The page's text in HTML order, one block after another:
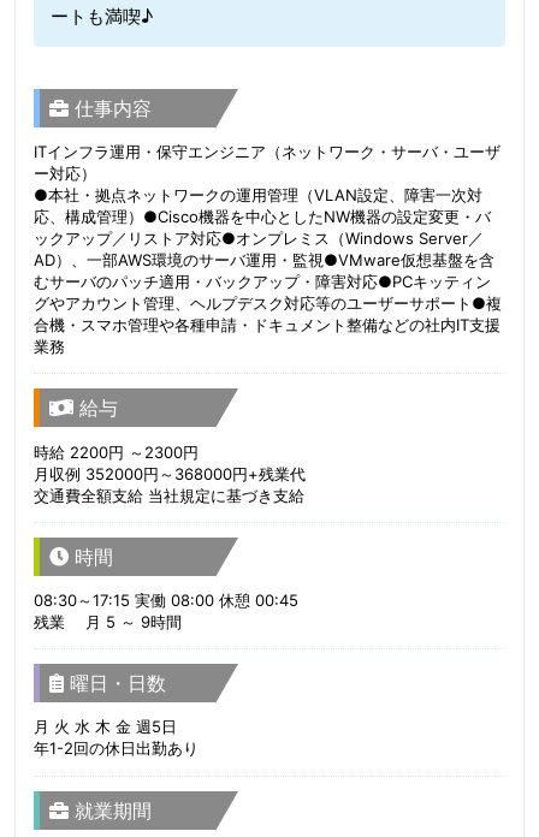
ートも満喫♪
仕事内容
ITインフラ運用・保守エンジニア（ネットワーク・サーバ・ユーザ
ー対応）
●本社・拠点ネットワークの運用管理（VLAN設定、障害一次対
応、構成管理）●Cisco機器を中心としたNW機器の設定変更・バ
ックアップ／リストア対応●オンプレミス（Windows Server／
AD）、一部AWS環境のサーバ運用・監視●VMware仮想基盤を含
むサーバのパッチ適用・バックアップ・障害対応●PCキッティン
グやアカウント管理、ヘルプデスク対応等のユーザーサポート●複
合機・スマホ管理や各種申請・ドキュメント整備などの社内IT支援
業務
給与
時給 2200円 ～2300円
月収例 352000円～368000円+残業代
交通費全額支給 当社規定に基づき支給
時間
08:30～17:15 実働 08:00 休憩 00:45
残業 月 5 ～ 9時間
曜日・日数
月 火 水 木 金 週5日
年1-2回の休日出勤あり
就業期間